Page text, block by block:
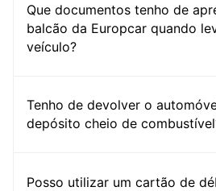
Que documentos tenho de
balcão da Europcar quando
veículo?
Tenho de devolver o
depósito cheio de
Posso utilizar um cartão de